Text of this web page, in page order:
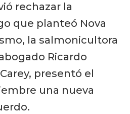
rechazar la
que planteó Nova
la salmonicultora
Ricardo
presentó el
una nueva